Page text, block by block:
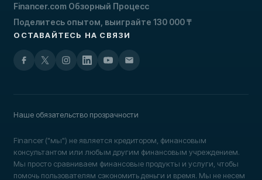
Financer.com Обзорный Процесс
Поделитесь опытом, выиграйте 130 000 ₸
ОСТАВАЙТЕСЬ НА СВЯЗИ
Наше обязательство прозрачности
Financer ("мы") не является кредитором, финансовым
консультантом или любым другим финансовым учреждением.
Мы просто сравниваем финансовые продукты и услуги, чтобы
помочь пользователям сэкономить деньги и время. Мы не несем